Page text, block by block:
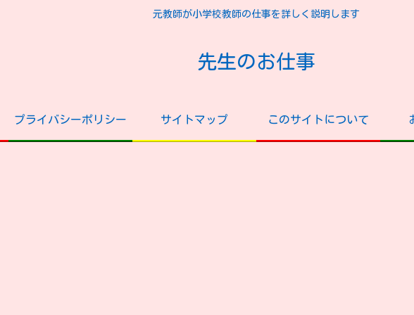
元教師が小学校教師の仕事を詳しく説明します
先生のお仕事
プライバシーポリシー サイトマップ このサイトについて